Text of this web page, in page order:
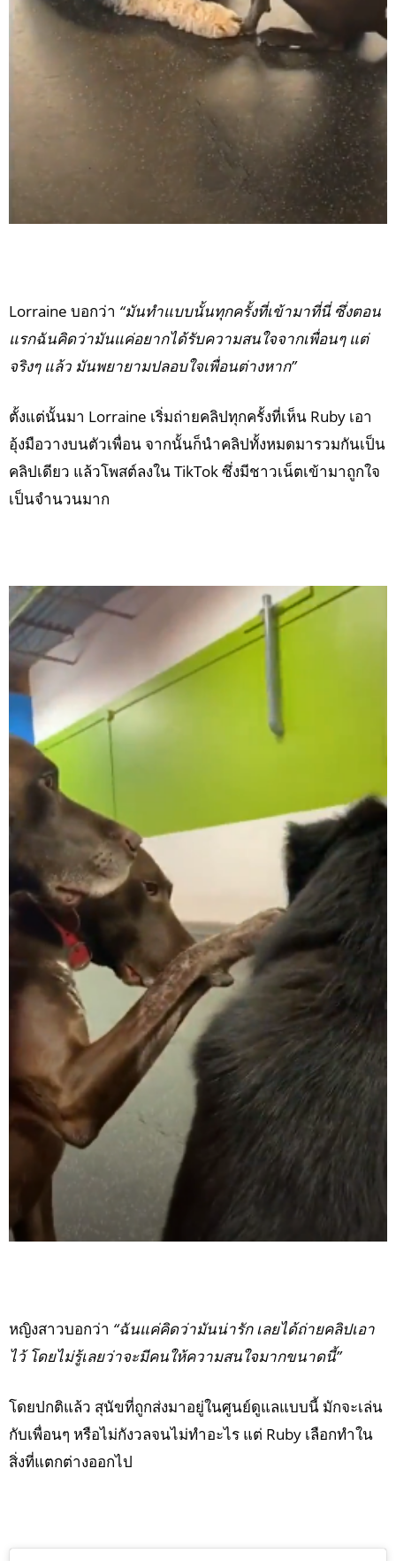
Lorraine บอกว่า “มันทำแบบนั้นทุกครั้งที่เข้ามาที่นี่ ซึ่งตอน
แรกฉันคิดว่ามันแค่อยากได้รับความสนใจจากเพื่อนๆ แต่
จริงๆ แล้ว มันพยายามปลอบใจเพื่อนต่างหาก”
ตั้งแต่นั้นมา Lorraine เริ่มถ่ายคลิปทุกครั้งที่เห็น Ruby เอา
อุ้งมือวางบนตัวเพื่อน จากนั้นก็นำคลิปทั้งหมดมารวมกันเป็น
คลิปเดียว แล้วโพสต์ลงใน TikTok ซึ่งมีชาวเน็ตเข้ามาถูกใจ
เป็นจำนวนมาก
หญิงสาวบอกว่า “ฉันแค่คิดว่ามันน่ารัก เลยได้ถ่ายคลิปเอา
ไว้ โดยไม่รู้เลยว่าจะมีคนให้ความสนใจมากขนาดนี้”
โดยปกติแล้ว สุนัขที่ถูกส่งมาอยู่ในศูนย์ดูแลแบบนี้ มักจะเล่น
กับเพื่อนๆ หรือไม่กังวลจนไม่ทำอะไร แต่ Ruby เลือกทำใน
สิ่งที่แตกต่างออกไป